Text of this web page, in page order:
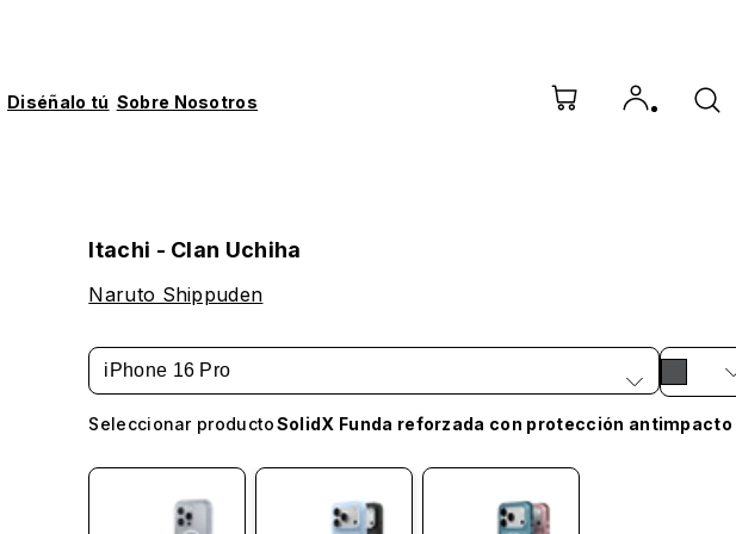
Diséñalo tú Sobre Nosotros
Itachi - Clan Uchiha
Naruto Shippuden
iPhone 16 Pro
Seleccionar productoSolidX Funda reforzada con protección antimpacto